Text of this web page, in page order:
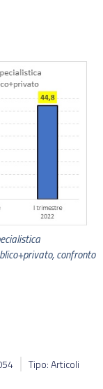
confronto
Tipo: Articoli